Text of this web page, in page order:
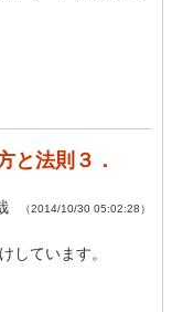
と法則３．
（2014/10/30 05:02:28）
しています。